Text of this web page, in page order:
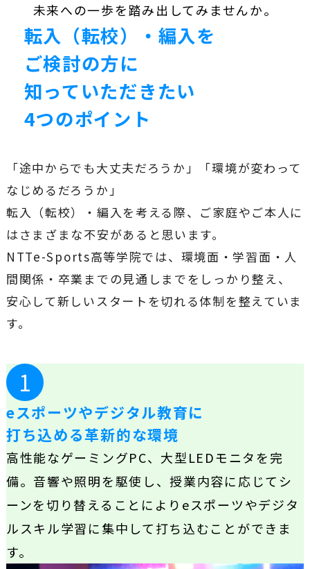
未来への一歩を踏み出してみませんか。
転入（転校）・編入を
ご検討の方に
知っていただきたい
4つのポイント
「途中からでも大丈夫だろうか」「環境が変わって
なじめるだろうか」
転入（転校）・編入を考える際、ご家庭やご本人に
はさまざまな不安があると思います。
NTTe-Sports高等学院では、環境面・学習面・人
間関係・卒業までの見通しまでをしっかり整え、
安心して新しいスタートを切れる体制を整えていま
す。
1
eスポーツやデジタル教育に
打ち込める革新的な環境
高性能なゲーミングPC、大型LEDモニタを完
備。音響や照明を駆使し、授業内容に応じてシ
ーンを切り替えることによりeスポーツやデジタ
ルスキル学習に集中して打ち込むことができま
す。